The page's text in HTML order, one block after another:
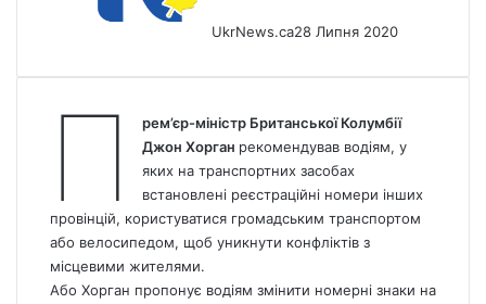
UkrNews.ca28 Липня 2020
П
рем’єр-міністр Британської Колумбії
Джон Хорган рекомендував водіям, у
яких на транспортних засобах
встановлені реєстраційні номери інших
провінцій, користуватися громадським транспортом
або велосипедом, щоб уникнути конфліктів з
місцевими жителями.
Або Хорган пропонує водіям змінити номерні знаки на